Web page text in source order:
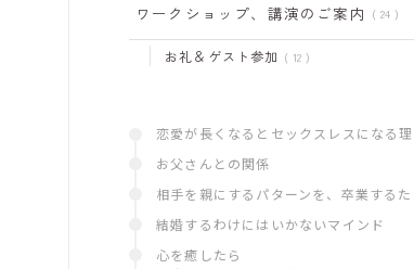
ワークショップ、講演のご案内 24
お礼＆ゲスト参加 12
恋愛が長くなるとセックスレスになる
お父さんとの関係
相手を親にするパターンを、卒業するた
結婚するわけにはいかないマインド
心を癒したら